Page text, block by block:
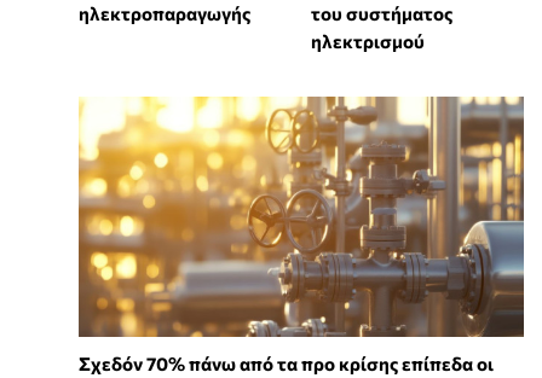
ηλεκτροπαραγωγής
του συστήματος
ηλεκτρισμού
Σχεδόν 70% πάνω από τα προ κρίσης επίπεδα οι